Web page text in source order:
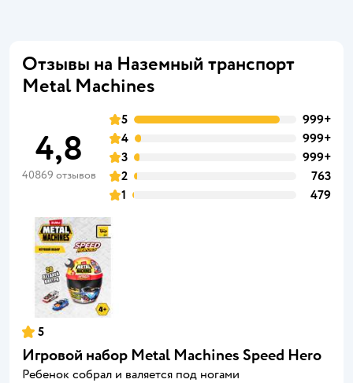
Отзывы на Наземный транспорт
Metal Machines
4,8
40869 отзывов
5
999+
4
999+
3
999+
2
763
1
479
5
Игровой набор Metal Machines Speed Hero
Ребенок собрал и валяется под ногами